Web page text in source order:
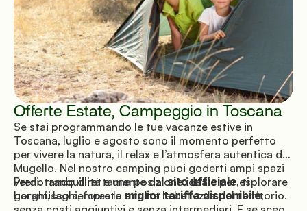
Offerte Estate, Campeggio in Toscana
Se stai programmando le tue vacanze estive in
Toscana, luglio e agosto sono il momento perfetto
per vivere la natura, il relax e l’atmosfera autentica del
Mugello. Nel nostro camping puoi goderti ampi spazi
verdi, tranquillità e una posizione ideale per esplorare
borghi, laghi, foreste e tutta la bellezza del territorio.
Prenotando direttamente dalsito ufficiale, ti
garantisco sempre la miglior tariffa disponibile,